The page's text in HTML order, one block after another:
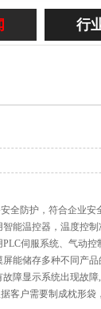
行
防护，符合企业安
温控器，温度控制
伺服系统、气动控
储存多种不同产品
显示系统出现故障,
户需要制成枕形袋